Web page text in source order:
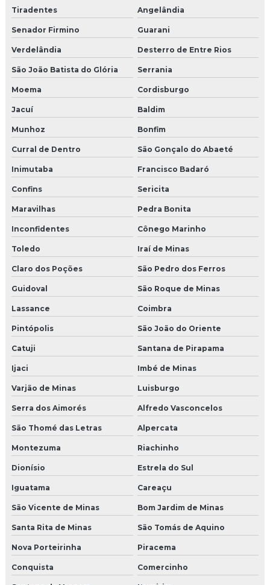
Tiradentes Angelândia
Senador Firmino Guarani
Verdelândia Desterro de Entre Rios
São João Batista do Glória Serrania
Moema Cordisburgo
Jacuí Baldim
Munhoz Bonfim
Curral de Dentro São Gonçalo do Abaeté
Inimutaba Francisco Badaró
Confins Sericita
Maravilhas Pedra Bonita
Inconfidentes Cônego Marinho
Toledo Iraí de Minas
Claro dos Poções São Pedro dos Ferros
Guidoval São Roque de Minas
Lassance Coimbra
Pintópolis São João do Oriente
Catuji Santana de Pirapama
Ijaci Imbé de Minas
Varjão de Minas Luisburgo
Serra dos Aimorés Alfredo Vasconcelos
São Thomé das Letras Alpercata
Montezuma Riachinho
Dionísio Estrela do Sul
Iguatama Careaçu
São Vicente de Minas Bom Jardim de Minas
Santa Rita de Minas São Tomás de Aquino
Nova Porteirinha Piracema
Conquista Comercinho